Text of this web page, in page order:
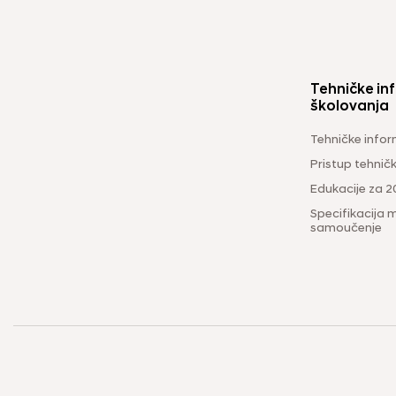
Tehničke
školovanja
Tehničke
Pristup
Edukacije za
Specifikacija
samoučenje